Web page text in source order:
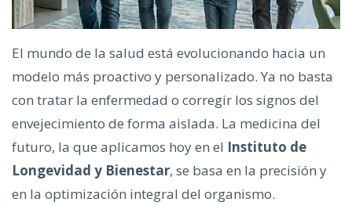
El mundo de la salud está evolucionando hacia un
modelo más proactivo y personalizado. Ya no basta
con tratar la enfermedad o corregir los signos del
envejecimiento de forma aislada. La medicina del
futuro, la que aplicamos hoy en el Instituto de
Longevidad y Bienestar, se basa en la precisión y
en la optimización integral del organismo.